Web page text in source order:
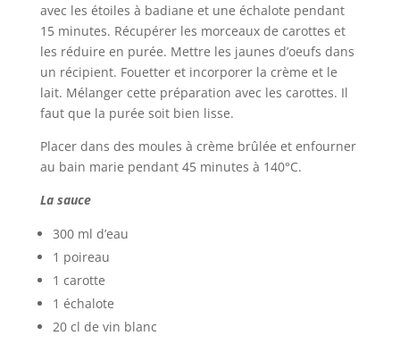
avec les étoiles à badiane et une échalote pendant
15 minutes. Récupérer les morceaux de carottes et
les réduire en purée. Mettre les jaunes d’oeufs dans
un récipient. Fouetter et incorporer la crème et le
lait. Mélanger cette préparation avec les carottes. Il
faut que la purée soit bien lisse.
Placer dans des moules à crème brûlée et enfourner
au bain marie pendant 45 minutes à 140°C.
La sauce
300 ml d’eau
1 poireau
1 carotte
1 échalote
20 cl de vin blanc